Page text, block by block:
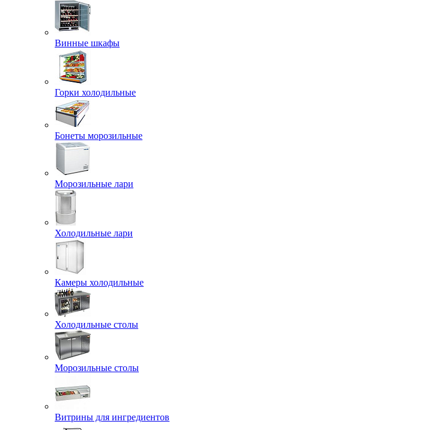
Винные шкафы
Горки холодильные
Бонеты морозильные
Морозильные лари
Холодильные лари
Камеры холодильные
Холодильные столы
Морозильные столы
Витрины для ингредиентов